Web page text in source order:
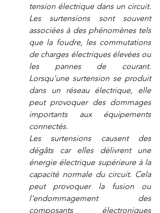
tension électrique dans un circuit.
Les surtensions sont souvent
associées à des phénomènes tels
que la foudre, les commutations
de charges électriques élevées ou
les pannes de courant.
Lorsqu'une surtension se produit
dans un réseau électrique, elle
peut provoquer des dommages
importants aux équipements
connectés.
Les surtensions causent des
dégâts car elles délivrent une
énergie électrique supérieure à la
capacité normale du circuit. Cela
peut provoquer la fusion ou
l'endommagement des
composants électroniques